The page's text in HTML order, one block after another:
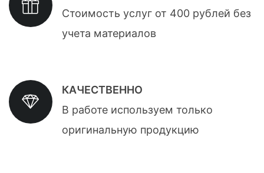
Стоимость услуг от 400 рублей без
учета материалов
КАЧЕСТВЕННО
В работе используем только
оригинальную продукцию